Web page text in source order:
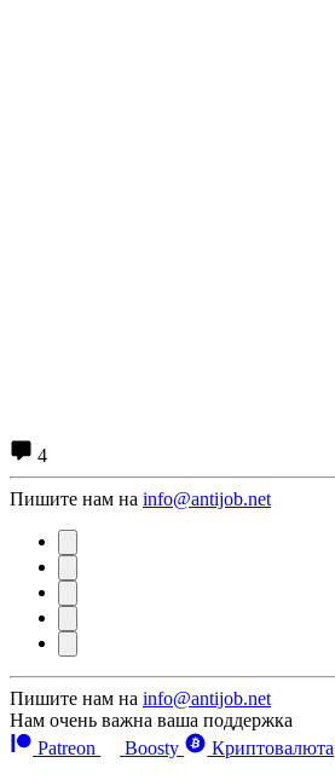
4
Пишите нам на info@antijob.net
Пишите нам на info@antijob.net
Нам очень важна ваша поддержка
Patreon
Boosty Криптовалюта